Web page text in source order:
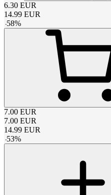
6.30 EUR
14.99 EUR
-58%
7.00 EUR
7.00 EUR
14.99 EUR
-53%